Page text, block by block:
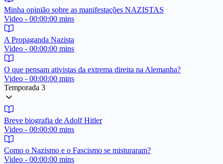
Minha opinião sobre as manifestações NAZISTAS
Video - 00:00:00 mins
A Propaganda Nazista
Video - 00:00:00 mins
O que pensam ativistas da extrema direita na Alemanha?
Video - 00:00:00 mins
Temporada 3
Breve biografia de Adolf Hitler
Video - 00:00:00 mins
Como o Nazismo e o Fascismo se misturaram?
Video - 00:00:00 mins